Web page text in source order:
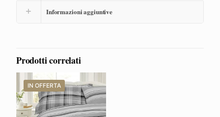
Informazioni aggiuntive
Prodotti correlati
IN OFFERTA